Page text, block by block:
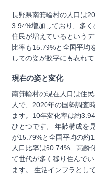
長野県南箕輪村の人口は
3.94%増加しており、多
住民が増えているという
比率も15.79%と全国平均
しての姿が数字にも表れて
現在の姿と変化
南箕輪村の現在人口は住
人で、2020年の国勢調査
ます。10年変化率は約
ひとつです。 年齢構成を
が15.79%と全国平均の約
人口比率は60.74%、高齢
て世代が多く移り住んで
ます。 生活インフラとし